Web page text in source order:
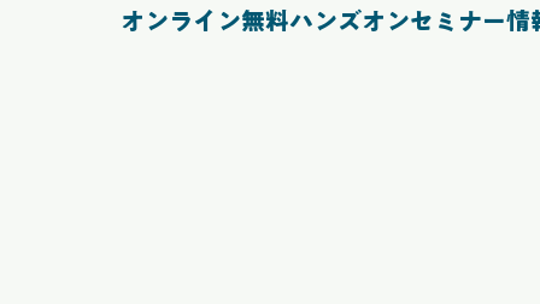
オンライン無料ハンズオンセミナー情